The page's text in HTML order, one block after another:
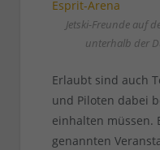
Jetski-Freunde auf
unterhalb der
Erlaubt sind auch
und Piloten dabei
einhalten müssen.
genannten